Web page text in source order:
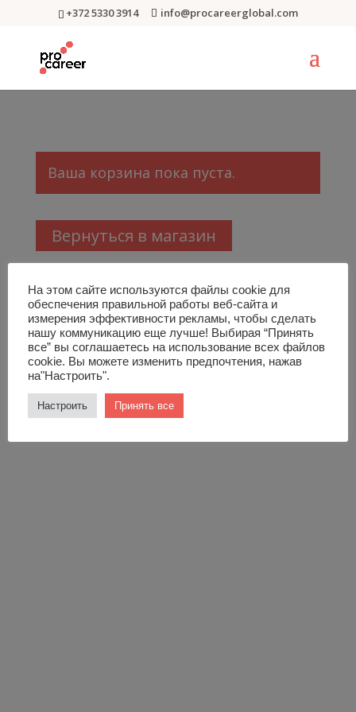
+372 5330 3914 info@procareerglobal.com
Ваша корзина пока пуста.
Вернуться в магазин
На этом сайте используются файлы cookie для
обеспечения правильной работы веб-сайта и
измерения эффективности рекламы, чтобы сделать
нашу коммуникацию еще лучше! Выбирая “Принять
все” вы соглашаетесь на использование всех файлов
cookie. Вы можете изменить предпочтения, нажав
на"Настроить".
Настроить Принять все